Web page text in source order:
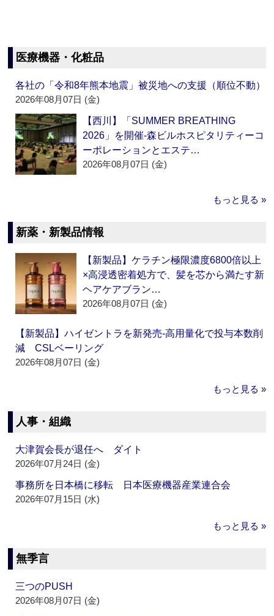
医療機器・化粧品
各社の「令和8年熊本地震」被災地への支援（順位不動）
2026年08月07日 (金)
【西川】「SUMMER BREATHING
2026」を開催‐森ビルホスピタリティーコ
ーポレーションとエステ…
2026年08月07日 (金)
もっと見る »
新薬・新製品情報
【新製品】ケラチン極限濃度6800倍以上
×高浸透密着処方で、髪を芯から満たす新
ヘアケアブラン…
2026年08月07日 (金)
【新製品】ハイゼントラを新発売‐高用量化で投与本数削
減 CSLベーリング
2026年08月07日 (金)
もっと見る »
人事・組織
大津賀会長が退任へ ダイト
2026年07月24日 (金)
事務所を日本橋に移転 日本医療機器産業連合会
2026年07月15日 (水)
もっと見る »
無季言
三つのPUSH
2026年08月07日 (金)